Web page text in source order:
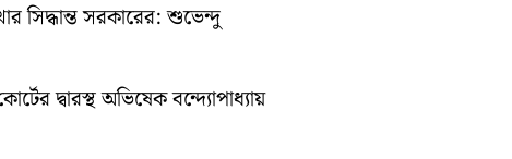
সিদ্ধান্ত সরকারের: শুভেন্দু
দ্বারস্থ অভিষেক বন্দ্যোপাধ্যায়